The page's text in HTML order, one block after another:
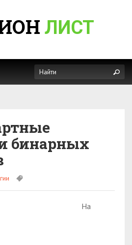
ЛИСТ
бинарных
На